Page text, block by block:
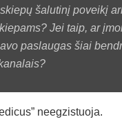
šalutinį poveikį
Jei taip, ar
paslaugas šiai
neegzistuoja.